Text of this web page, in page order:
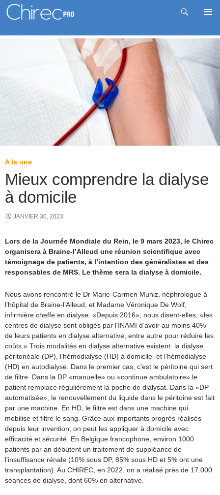
Recherche
A la une
Mieux comprendre la dialyse
à domicile
JANVIER 30, 2023
Lors de la Journée Mondiale du Rein, le 9 mars 2023, le Chirec
organisera à Braine-l’Alleud une réunion scientifique avec
témoignage de patients, à l’intention des généralistes et des
responsables de MRS. Le thème sera la dialyse à domicile.
Nous avons rencontré le Dr Marie-Carmen Muniz, néphrologue à
l’hôpital de Braine-l’Alleud, et Madame Véronique De Wolf,
infirmière cheffe en dialyse. «Depuis 2016», nous disent-elles, «les
centres de dialyse sont obligés par l’INAMI d’avoir au moins 40%
de leurs patients en dialyse alternative, entre autre pour réduire les
coûts.» Trois modalités en dialyse alternative existent: la dialyse
péritonéale (DP), l’hémodialyse (HD) à domicile et l’hémodialyse
(HD) en autodialyse. Dans le premier cas, c’est le péritoine qui sert
de filtre. Dans la DP «manuelle» ou «continue ambulatoire» le
patient remplace régulièrement la poche de dialysat. Dans la «DP
automatisée», le renouvellement du liquide dans le péritoine est fait
par une machine. En HD, le filtre est dans une machine qui
mobilise et filtre le sang. Grâce aux importants progrès réalisés
depuis leur invention, on peut les appliquer à domicile avec
efficacité et sécurité. En Belgique francophone, environ 1000
patients par an débutent un traitement de suppléance de
l’insuffisance rénale (10% sous DP, 85% sous HD et 5% ont une
transplantation). Au CHIREC, en 2022, on a réalisé près de 17.000
séances de dialyse, dont 60% en alternative.